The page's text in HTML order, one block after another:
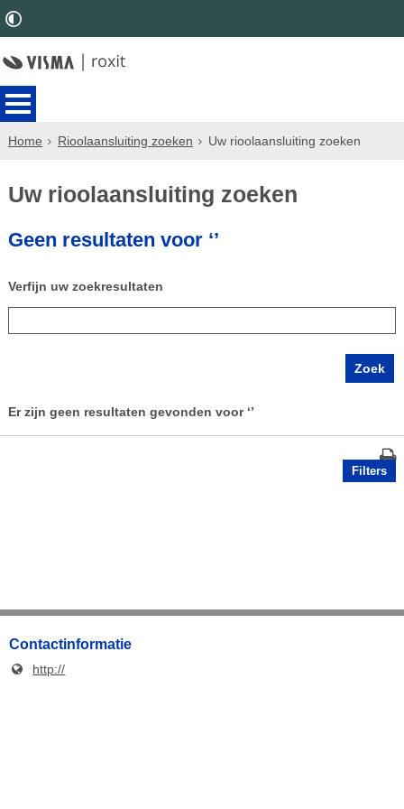
Home Rioolaansluiting zoeken Uw rioolaansluiting zoeken
Uw rioolaansluiting zoeken
Geen resultaten voor ‘’
Verfijn uw zoekresultaten
Er zijn geen resultaten gevonden voor ‘’
Filters
Contactinformatie
http://